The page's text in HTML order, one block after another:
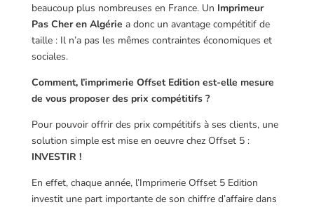
beaucoup plus nombreuses en France. Un Imprimeur
Pas Cher en Algérie a donc un avantage compétitif de
taille : Il n’a pas les mêmes contraintes économiques et
sociales.
Comment, l’imprimerie Offset Edition est-elle mesure
de vous proposer des prix compétitifs ?
Pour pouvoir offrir des prix compétitifs à ses clients, une
solution simple est mise en oeuvre chez Offset 5 :
INVESTIR !
En effet, chaque année, l’Imprimerie Offset 5 Edition
investit une part importante de son chiffre d’affaire dans